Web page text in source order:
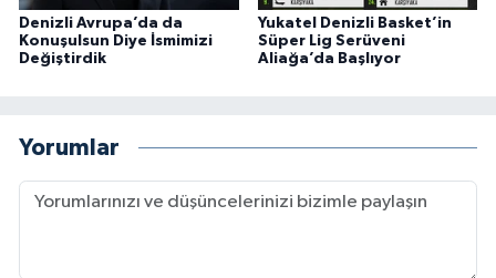
Denizli Avrupa’da da
Konuşulsun Diye İsmimizi
Değiştirdik
Yukatel Denizli Basket’in
Süper Lig Serüveni
Aliağa’da Başlıyor
Yorumlar